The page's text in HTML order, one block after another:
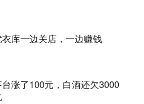
库一边关店，一边赚钱
涨了100元，白酒还欠3000